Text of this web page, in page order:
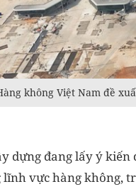
không Việt Nam đề
dựng đang lấy ý
vực hàng không,